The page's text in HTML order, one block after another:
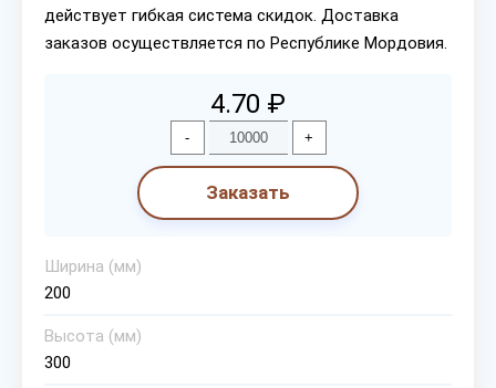
действует гибкая система скидок. Доставка
заказов осуществляется по Республике Мордовия.
4.70 ₽
- +
Заказать
Ширина (мм)
200
Высота (мм)
300